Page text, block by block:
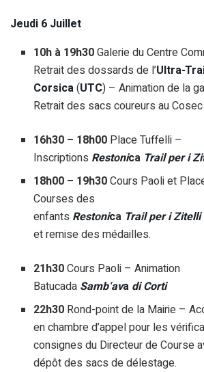
Jeudi 6 Juillet
10h à 19h30Galerie du Centre
Retrait des dossards de l’Ultra-
Corsica(UTC) – Animation de la
Retrait des sacs coureurs au
16h30 – 18h00 Place Tuffelli –
Inscriptions Restonica TrailperiZi
18h00 – 19h30Cours Paoli et
Courses des
enfants Restonica TrailperiZitelli
et remise des médailles.
21h30Cours Paoli – Animation
Batucada Samb‘ava diCorti
22h30 Rond-point de la Mairie –
en chambre d’appel pour les
consignes du Directeur de Course
dépôt des sacs de délestage.